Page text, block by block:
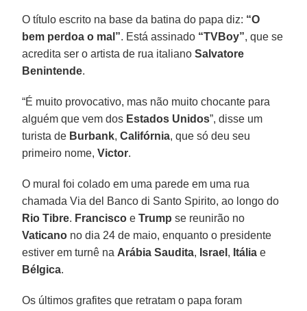
O título escrito na base da batina do papa diz: “O
bem perdoa o mal”. Está assinado “TVBoy”, que se
acredita ser o artista de rua italianoSalvatore
Benintende.
“É muito provocativo, mas não muito chocante para
alguém que vem dos Estados Unidos”, disse um
turista de Burbank,Califórnia, que só deu seu
primeiro nome,Victor.
O mural foi colado em uma parede em uma rua
chamada Via del Banco di Santo Spirito, ao longo do
Rio Tibre. Francisco eTrump se reunirão no
Vaticano no dia 24 de maio, enquanto o presidente
estiver em turnê na Arábia Saudita, Israel , Itália e
Bélgica.
Os últimos grafites que retratam o papa foram